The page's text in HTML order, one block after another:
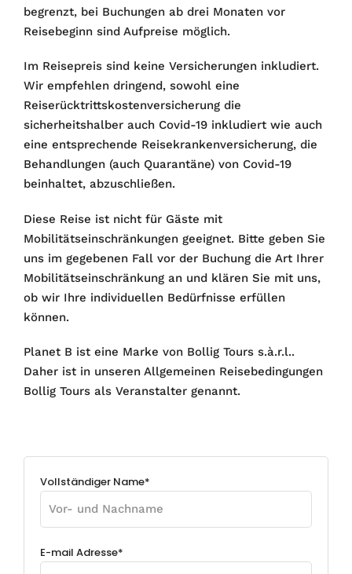
Vollständiger Name*
E-mail Adresse*
begrenzt, bei Buchungen ab drei Monaten vor
Reisebeginn sind Aufpreise möglich.
Im Reisepreis sind keine Versicherungen inkludiert.
Wir empfehlen dringend, sowohl eine
Reiserücktrittskostenversicherung die
sicherheitshalber auch Covid-19 inkludiert wie auch
eine entsprechende Reisekrankenversicherung, die
Behandlungen (auch Quarantäne) von Covid-19
beinhaltet, abzuschließen.
Diese Reise ist nicht für Gäste mit
Mobilitätseinschränkungen geeignet. Bitte geben Sie
uns im gegebenen Fall vor der Buchung die Art Ihrer
Mobilitätseinschränkung an und klären Sie mit uns,
ob wir Ihre individuellen Bedürfnisse erfüllen
können.
Planet B ist eine Marke von Bollig Tours s.à.r.l..
Daher ist in unseren Allgemeinen Reisebedingungen
Bollig Tours als Veranstalter genannt.